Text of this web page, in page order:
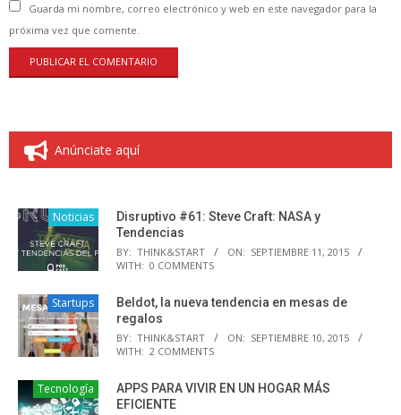
Guarda mi nombre, correo electrónico y web en este navegador para la
próxima vez que comente.
Anúnciate aquí
Noticias
Disruptivo #61: Steve Craft: NASA y
Tendencias
BY: THINK&START ON: SEPTIEMBRE 11, 2015
WITH: 0 COMMENTS
Startups
Beldot, la nueva tendencia en mesas de
regalos
BY: THINK&START ON: SEPTIEMBRE 10, 2015
WITH: 2 COMMENTS
Tecnología
APPS PARA VIVIR EN UN HOGAR MÁS
EFICIENTE